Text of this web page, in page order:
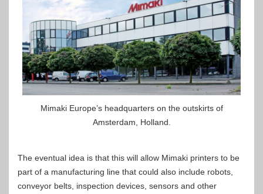
Mimaki Europe’s headquarters on the outskirts of
Amsterdam, Holland.
The eventual idea is that this will allow Mimaki printers to be
part of a manufacturing line that could also include robots,
conveyor belts, inspection devices, sensors and other